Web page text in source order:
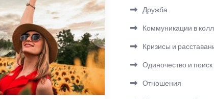
Дружба
Коммуникации в
Кризисы и
Одиночество и поиск
Отношения